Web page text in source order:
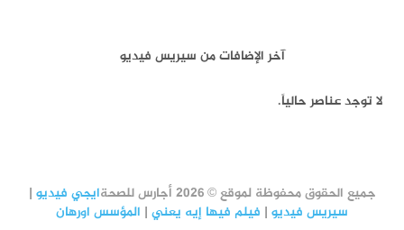
آخر الإضافات من سيريس فيديو
لا توجد عناصر حالياً.
جميع الحقوق محفوظة لموقع © 2026 أجارس للصحة ايجي فيديو |
سيريس فيديو | فيلم فيها إيه يعني | المؤسس اورهان